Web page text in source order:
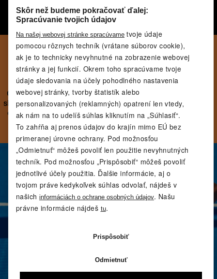
každého prostredia, aby žili aktívne a zdravo.
NÁJDI SI SVOJU VÝBAVU.
HÝB SA PO SVOJOM.
Od každodenných tréningov po nové výzvy dáva CRIVIT
slobodu hýbať sa po svojom. Kvalitné vybavenie za férové
ceny ti umožní sústrediť sa na to najdôležitejšie, cítiť sa
dobre pri každom pohybe.
Skôr než budeme pokračovať ďalej:
Spracúvanie tvojich údajov
Na našej webovej stránke spracúvame tvoje údaje
pomocou rôznych techník (vrátane súborov cookie),
ak je to technicky nevyhnutné na zobrazenie webovej
stránky a jej funkcií. Okrem toho spracúvame tvoje
údaje sledovania na účely pohodlného nastavenia
webovej stránky, tvorby štatistík alebo
personalizovaných (reklamných) opatrení len vtedy,
ak nám na to udelíš súhlas kliknutím na „Súhlasiť“.
To zahŕňa aj prenos údajov do krajín mimo EÚ bez
primeranej úrovne ochrany. Pod možnosťou
„Odmietnuť“ môžeš povoliť len použitie nevyhnutných
techník. Pod možnosťou „Prispôsobiť“ môžeš povoliť
jednotlivé účely použitia. Ďalšie informácie, aj o
tvojom práve kedykoľvek súhlas odvolať, nájdeš v
našich informáciách o ochrane osobných údajov. Našu
právne informácie nájdeš tu.
Prispôsobiť
Odmietnuť